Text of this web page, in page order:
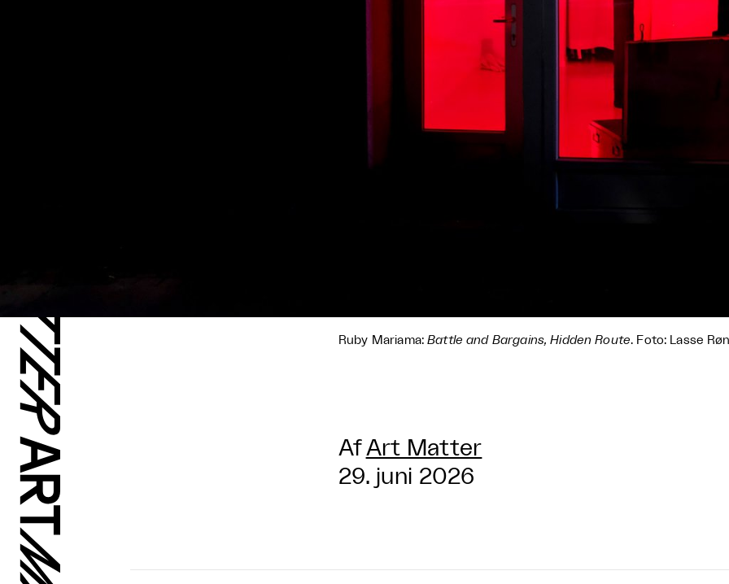
Ruby Mariama:Battle and Bargains, Hidden Route. Foto: Lasse
Af Art Matter
29. juni 2026